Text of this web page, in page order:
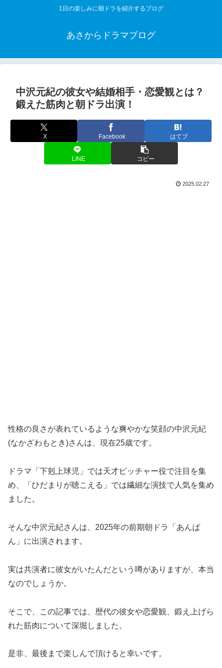
1日の楽しみに朝ドラを紹介するブログ
あさからドラマブログ
中沢元紀の彼女や結婚相手・恋愛観とは？
鍛えた筋肉と朝ドラ出演！
X Facebook はてブ
LINE コピー
2025.02.27
性格の良さが表れているような爽やかな笑顔の中沢元紀
(なかざわもとき)さんは、現在25歳です。
ドラマ「下剋上球児」では天才ピッチャー役で注目を集
め、「ひだまりが聴こえる」では繊細な演技で人気を集め
ました。
そんな中沢元紀さんは、2025年の前期朝ドラ「あんぱ
ん」に出演されます。
実は共演者に彼女がいたんだという噂がありますが、本当
なのでしょうか。
そこで、この記事では、歴代の彼女や恋愛観、鍛え上げら
れた筋肉について深堀しました。
是非、最後まで楽しんで頂けると幸いです。